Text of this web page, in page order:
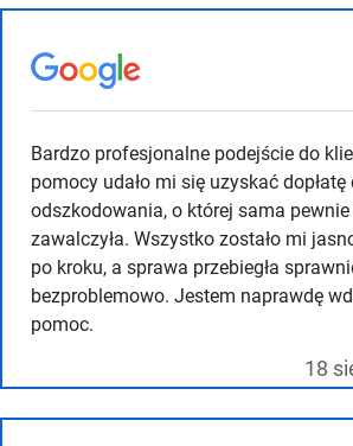
Bardzo profesjonalne podejście do
pomocy udało mi się uzyskać dopłatę
odszkodowania, o której sama
zawalczyła. Wszystko zostało mi
po kroku, a sprawa przebiegła
bezproblemowo. Jestem naprawdę
pomoc.
18